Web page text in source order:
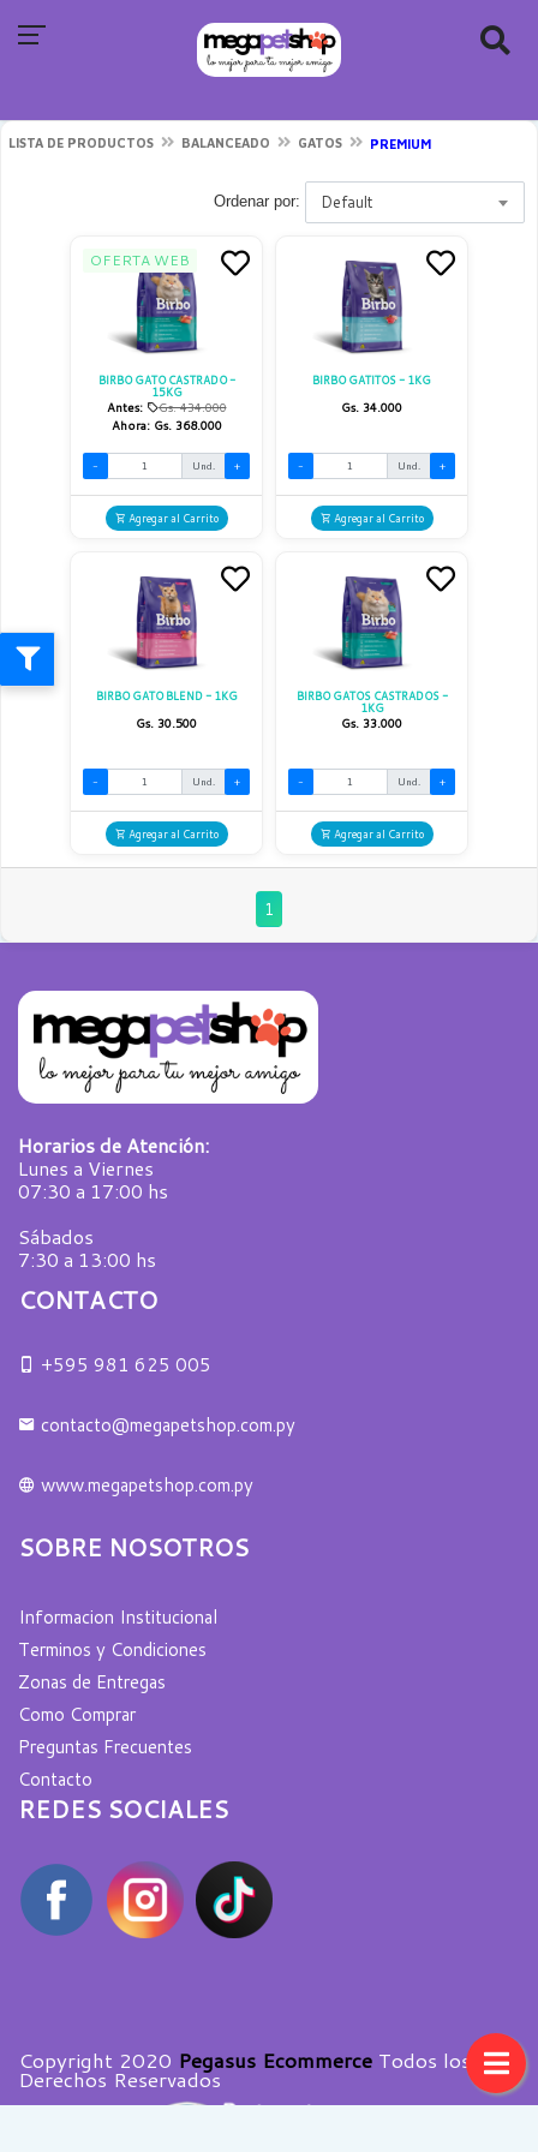
LISTA DE PRODUCTOS BALANCEADO GATOS PREMIUM
Ordenar por: Default
OFERTA WEB
BIRBO GATO CASTRADO -
15KG
Antes:
Gs. 434.000
Ahora: Gs. 368.000
- Und. +
Agregar al Carrito
BIRBO GATITOS - 1KG
Gs. 34.000
- Und. +
Agregar al Carrito
BIRBO GATO BLEND - 1KG
Gs. 30.500
- Und. +
Agregar al Carrito
BIRBO GATOS CASTRADOS -
1KG
Gs. 33.000
- Und. +
Agregar al Carrito
1
Horarios de Atención:
Lunes a Viernes
07:30 a 17:00 hs
Sábados
7:30 a 13:00 hs
CONTACTO
+595 981 625 005
contacto@megapetshop.com.py
www.megapetshop.com.py
SOBRE NOSOTROS
Informacion Institucional
Terminos y Condiciones
Zonas de Entregas
Como Comprar
Preguntas Frecuentes
Contacto
REDES SOCIALES
Copyright 2020 Pegasus Ecommerce Todos los
Derechos Reservados